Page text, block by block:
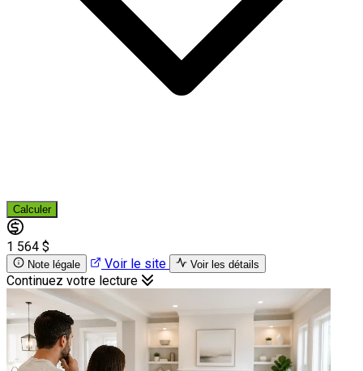
Calculer
1 564 $
Note légale Voir le site Voir les détails
Continuez votre lecture